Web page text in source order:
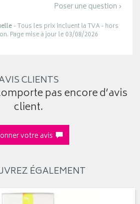
Poser une question ›
- Tous les prix incluent la TVA - hors
Page mise à jour le 03/08/2026
CLIENTS
pas encore d’avis
client.
votre avis
ÉGALEMENT